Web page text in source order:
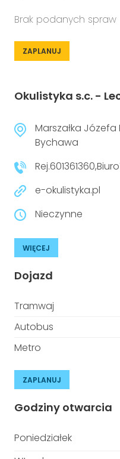
Brak podanych spraw
ZAPLANUJ
Okulistyka s.c. -
Marszałka Józefa
Bychawa
e-okulistyka.pl
Nieczynne
WIĘCEJ
Dojazd
Tramwaj
Autobus
Metro
ZAPLANUJ
Godziny otwarcia
Poniedziałek